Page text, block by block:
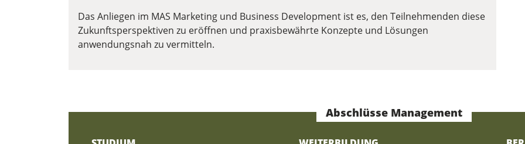
Das Anliegen im MAS Marketing und Business Development ist es, den Teilnehmenden diese
Zukunftsperspektiven zu eröffnen und praxisbewährte Konzepte und Lösungen
anwendungsnah zu vermitteln.
Abschlüsse Management